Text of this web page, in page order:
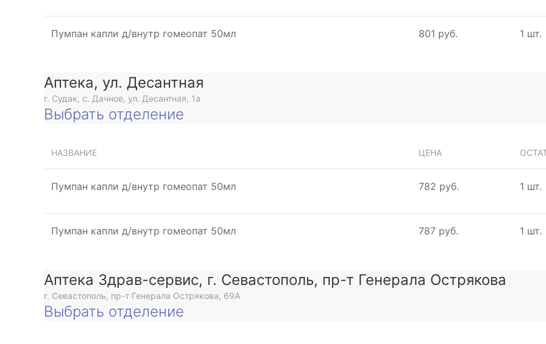
Пумпан капли д/внутр гомеопат 50мл 801 руб. 1 шт.
Аптека, ул. Десантная
г. Судак, с. Дачное, ул. Десантная, 1а
Выбрать отделение
НАЗВАНИЕ ЦЕНА
Пумпан капли д/внутр гомеопат 50мл 782 руб. 1 шт.
Пумпан капли д/внутр гомеопат 50мл 787 руб. 1 шт.
Аптека Здрав-сервис, г. Севастополь, пр-т Генерала Острякова
г. Севастополь, пр-т Генерала Острякова, 69А
Выбрать отделение